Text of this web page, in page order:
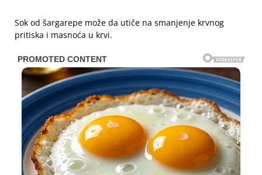
Sok od šargarepe može da utiče na smanjenje krvnog
pritiska i masnoća u krvi.